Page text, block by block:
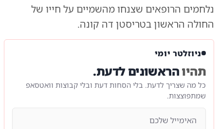
נלחמים הרופאים שצנחו מהשמיים על חייו של
החולה הראשון בטריסטן דה קונה.
ניוזלטר יומי
תהיוהראשונים לדעת.
כל מה שצריך לדעת. בלי הסחות דעת ובלי קבוצות וואטסאפ
שמתפוצצות.